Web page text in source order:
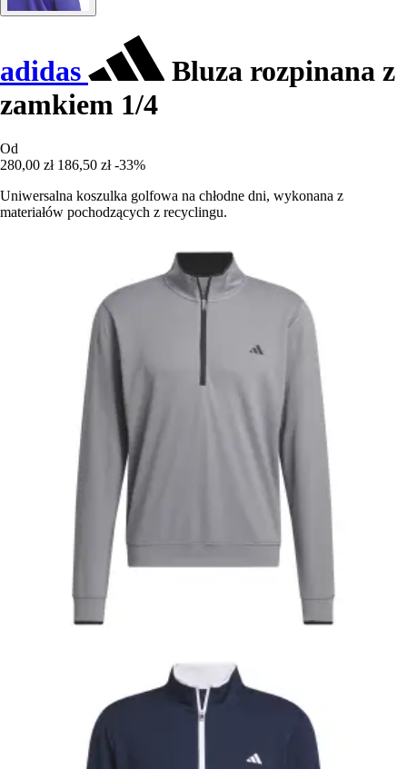
adidas
Bluza rozpinana z
zamkiem 1/4
Od
280,00 zł 186,50 zł -33%
Uniwersalna koszulka golfowa na chłodne dni, wykonana z
materiałów pochodzących z recyclingu.